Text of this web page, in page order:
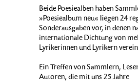
Beide Poesiealben haben
»Poesiealbum neu« liegen 24
Sonderausgaben vor, in denen
internationale Dichtung von
Lyrikerinnen und Lyrikern
Ein Treffen von Sammlern,
Autoren, die mit uns 25 Jahre